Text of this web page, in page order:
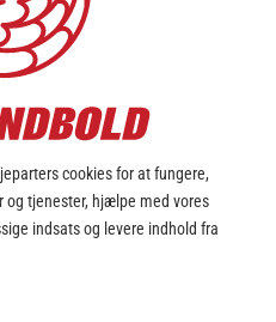
I ALT
MIN.
cookies for at fungere,
og tjenester, hjælpe med vores
indsats og levere indhold fra